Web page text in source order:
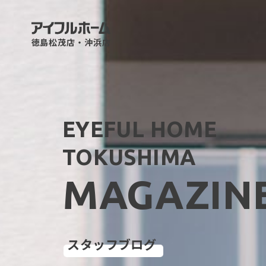
徳島松茂店・沖浜店
EYEFUL HOME
TOKUSHIMA
スタッフブログ